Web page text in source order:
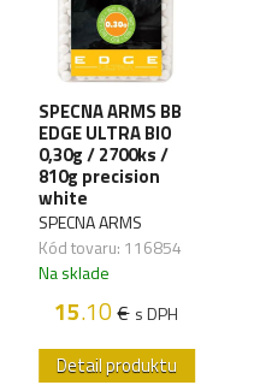
SPECNA ARMS BB
EDGE ULTRA BIO
0,30g / 2700ks /
810g precision
white
SPECNA ARMS
Kód tovaru: 116854
Na sklade
15.10€ s DPH
Detail produktu